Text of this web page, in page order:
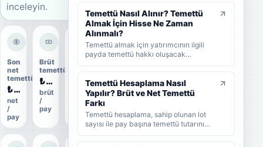
inceleyin.
Son
net
temettü
₺0,0567
net
/
pay
Brüt
temettü
₺0,07
brüt
/
pay
ödeme
oranı
dağıtıldığını gösterir. KAP'ta görülen
kâr payı oranı ise çoğunlukla 1 TL
nominal değere göre hesaplanan ayrı
bir yüzdedir. Bu rehberde temettü
verimi, dağıtım oranı ve KAP temettü
oranı arasındaki farkları formüller ve
Temettü Nasıl Alınır? Temettü
Almak İçin Hisse Ne Zaman
Alınmalı?
Temettü almak için yatırımcının ilgili
payda temettü hakkı oluşacak
alındığını, hak kullanım tarihi, kayıt
tarihi ve ödeme tarihi arasındaki farkı
ve yatırımcıların nelere dikkat etmesi
gerektiğini sade şekilde bulabilirsiniz.
Temettü Hesaplama Nasıl
Yapılır? Brüt ve Net Temettü
Farkı
Temettü hesaplama, sahip olunan lot
sayısı ile pay başına temettü tutarının